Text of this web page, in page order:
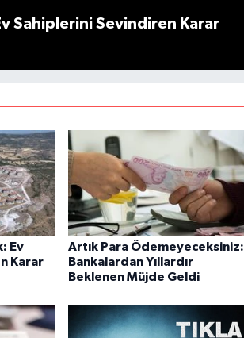
Sahiplerini Sevindiren Karar
Ev
Karar
Artık Para Ödemeyeceksiniz:
Bankalardan Yıllardır
Beklenen Müjde Geldi